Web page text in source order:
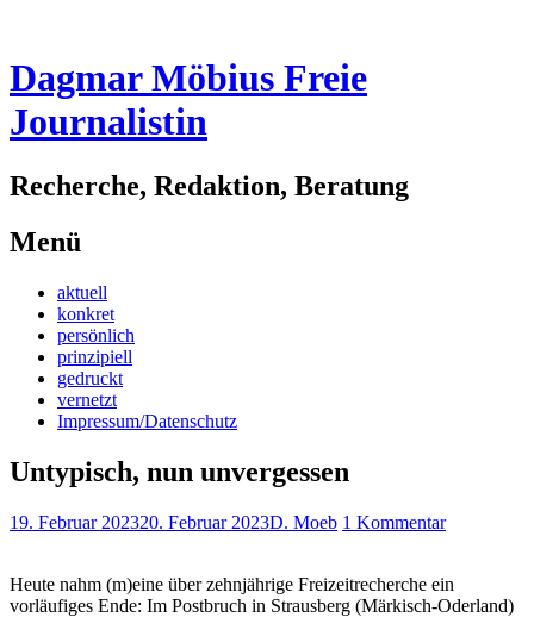
Dagmar Möbius Freie
Journalistin
Recherche, Redaktion, Beratung
Menü
Zum
Inhalt
springen
aktuell
konkret
persönlich
prinzipiell
gedruckt
vernetzt
Impressum/Datenschutz
Untypisch, nun unvergessen
19. Februar 202320. Februar 2023D. Moeb 1 Kommentar
Heute nahm (m)eine über zehnjährige Freizeitrecherche ein
vorläufiges Ende: Im Postbruch in Strausberg (Märkisch-Oderland)